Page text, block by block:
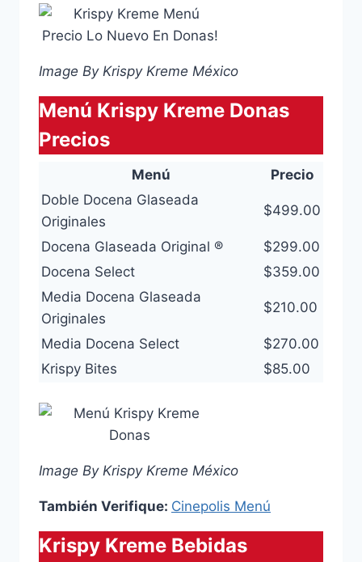
Image By Krispy Kreme México
Menú Krispy Kreme Donas
Precios
Menú
Precio
Doble Docena Glaseada
Originales
$499.00
Docena Glaseada Original ®
$299.00
Docena Select
$359.00
Media Docena Glaseada
Originales
$210.00
Media Docena Select
$270.00
Krispy Bites
$85.00
Image By Krispy Kreme México
También Verifique: Cinepolis Menú
Krispy Kreme Bebidas